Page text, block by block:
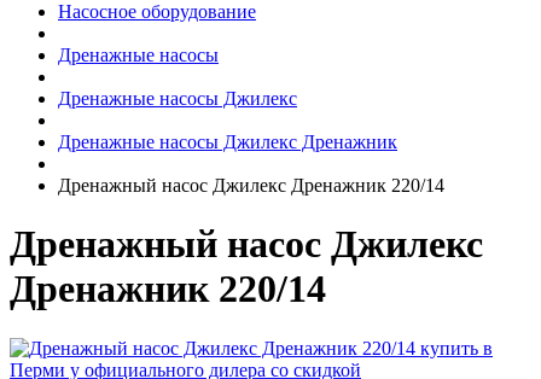
Насосное оборудование
Дренажные насосы
Дренажные насосы Джилекс
Дренажные насосы Джилекс Дренажник
Дренажный насос Джилекс Дренажник 220/14
Дренажный насос Джилекс
Дренажник 220/14